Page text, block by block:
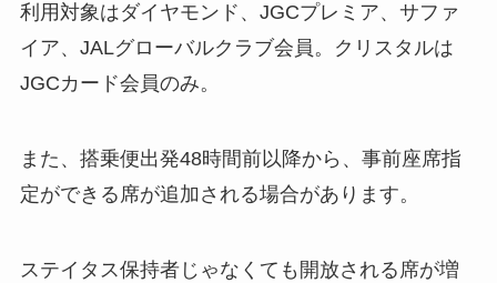
利用対象はダイヤモンド、JGCプレミア、サファ
イア、JALグローバルクラブ会員。クリスタルは
JGCカード会員のみ。
また、搭乗便出発48時間前以降から、事前座席指
定ができる席が追加される場合があります。
ステイタス保持者じゃなくても開放される席が増